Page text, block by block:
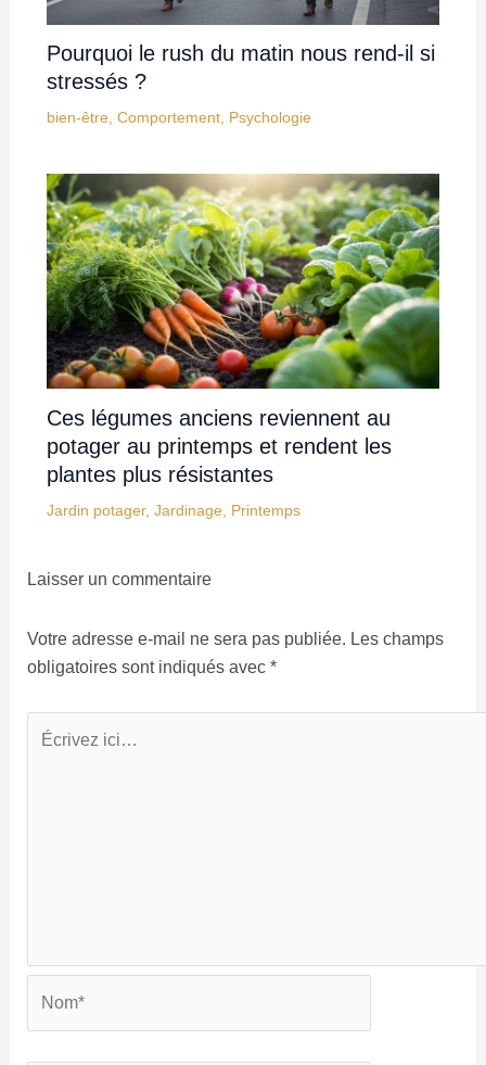
Pourquoi le rush du matin nous rend-il si
stressés ?
bien-être Comportement, Psychologie
Ces légumes anciens reviennent au
potager au printemps et rendent les
plantes plus résistantes
Jardin potager, Jardinage Printemps
Laisser un commentaire
Votre adresse e-mail ne sera pas publiée. Les champs
obligatoires sont indiqués avec *